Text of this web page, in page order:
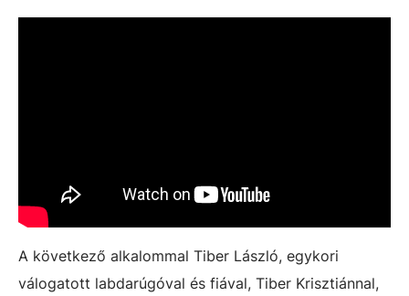
A következő alkalommal Tiber László, egykori
válogatott labdarúgóval és fiával, Tiber Krisztiánnal,